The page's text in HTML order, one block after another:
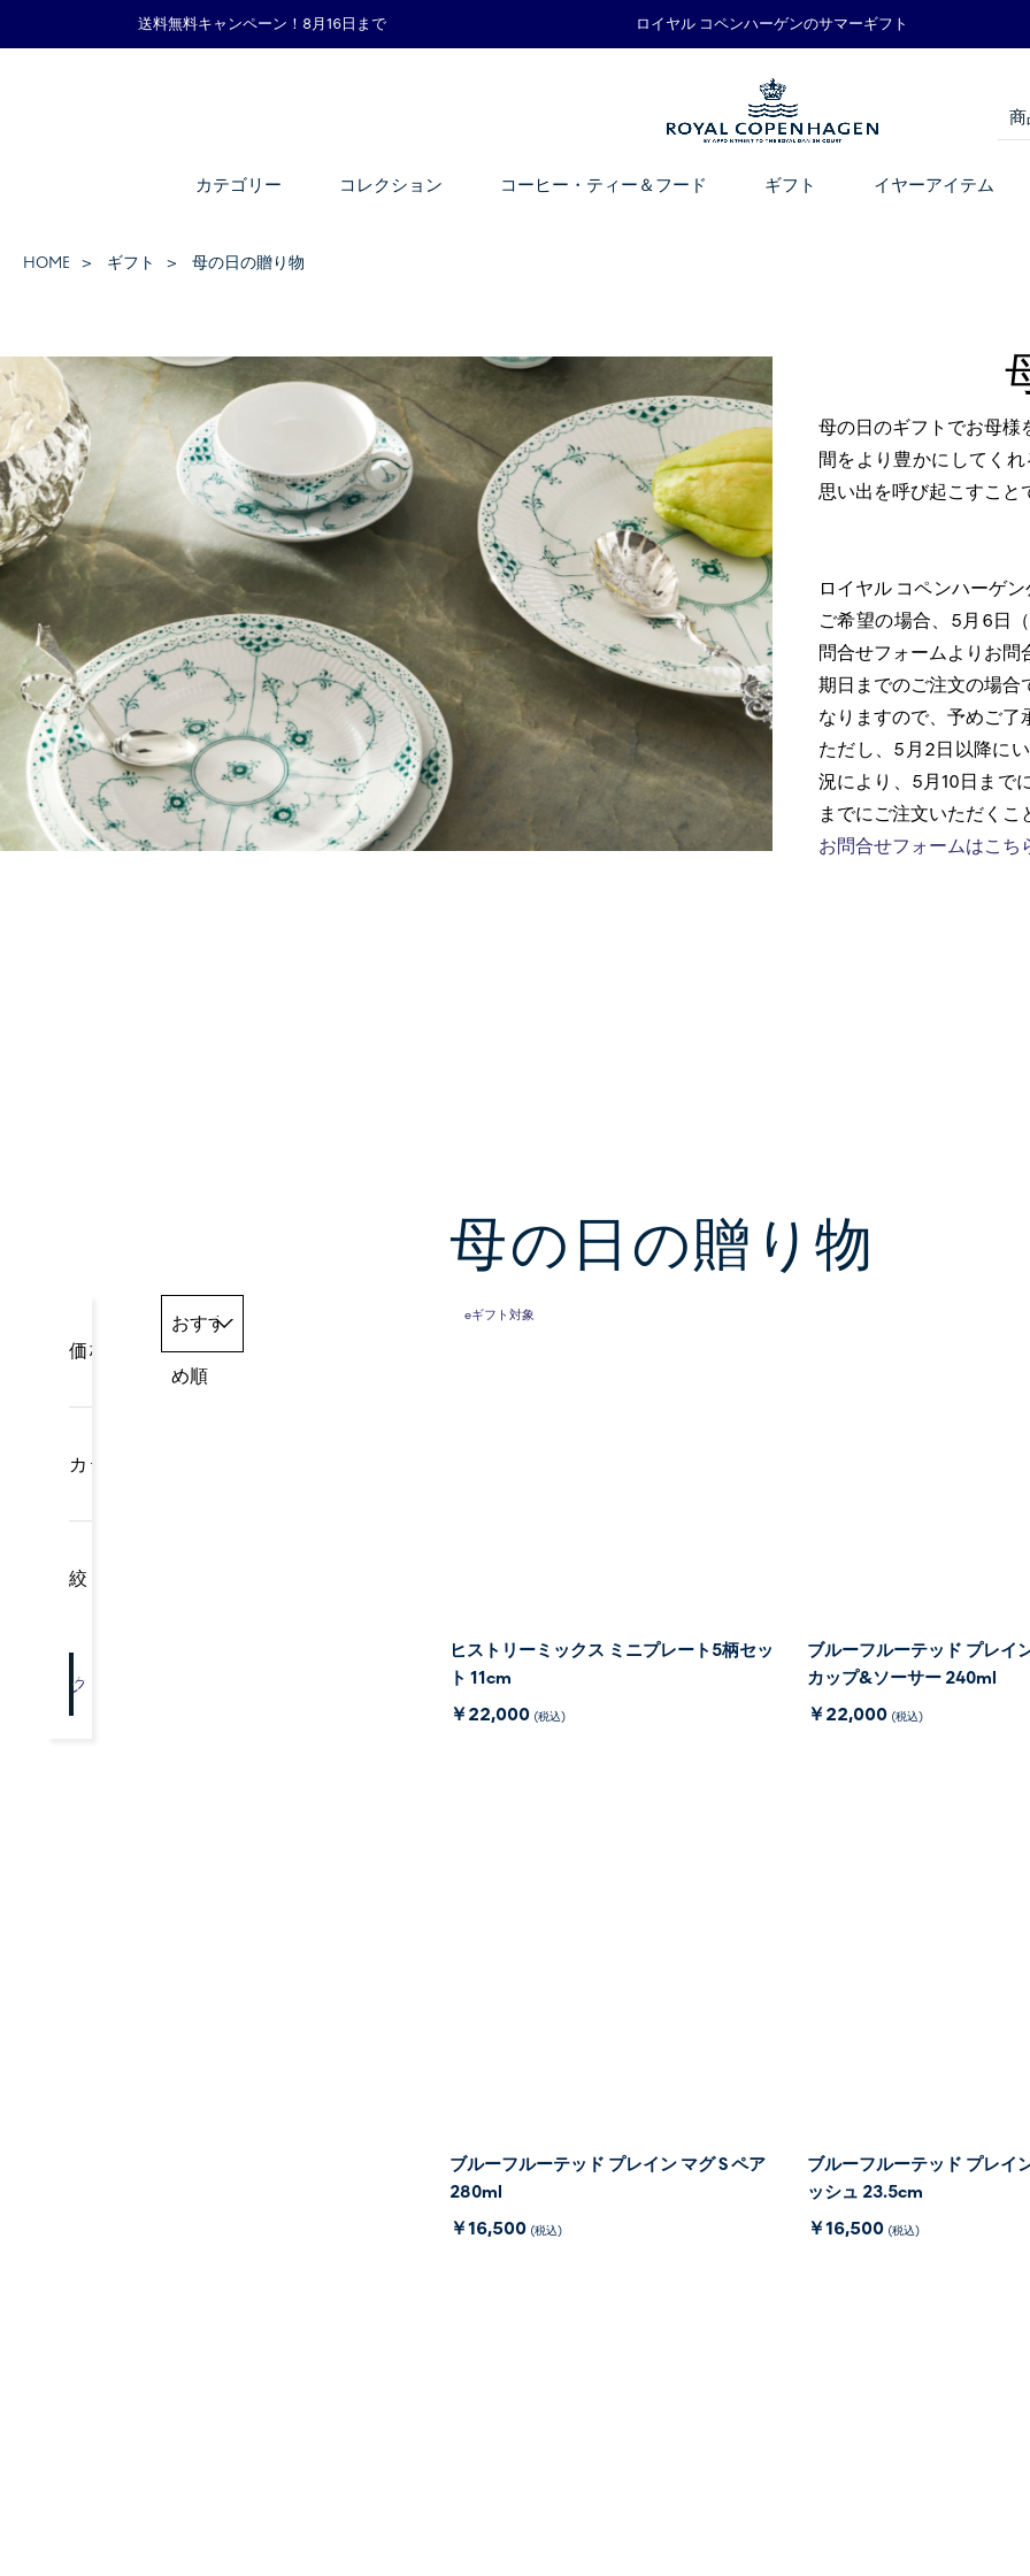
送料無料キャンペーン！8月16日まで ロイヤル コペンハーゲンのサマーギフト
カテゴリー コレクション コーヒー・ティー＆フード ギフト イヤーアイテム
HOME ギフト 母の日の贈り物
母の日のギフトでお母様
間をより豊かにしてく
思い出を呼び起こすこと
ロイヤル コペンハーゲ
ご希望の場合、5月6日
問合せフォームよりお問
期日までのご注文の場合
なりますので、予めご了
ただし、5月2日以降に
況により、5月10日まで
までにご注文いただくこ
お問合せフォームはこち
母の日の贈り物
価格
カテゴリー
絞り込み
クリア
OK
おすす
め順
eギフト対象
ヒストリーミックス ミニプレート5柄セッ
ト 11cm
￥22,000 (税込)
ブルーフルーテッド プレイ
カップ&ソーサー 240ml
￥22,000 (税込)
ブルーフルーテッド プレイン マグ S ペア
280ml
￥16,500 (税込)
ブルーフルーテッド プレイ
ッシュ 23.5cm
￥16,500 (税込)